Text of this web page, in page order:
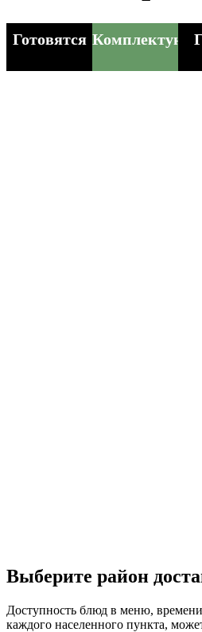
Готовятся
Выберите район
Доступность блюд в меню,
каждого населенного пункта,